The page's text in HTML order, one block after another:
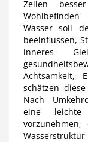
Zellen
Wasser soll
beeinflussen,
inneres
Achtsamkeit,
schätzen
Nach
eine leichte